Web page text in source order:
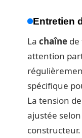
Entretien
La chaîne
attention
spécifique
La tension
ajustée